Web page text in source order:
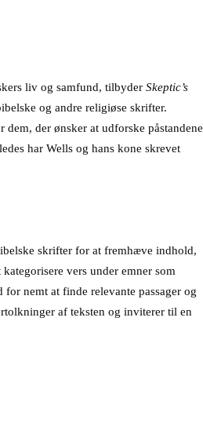
liv og samfund, tilbyder Skeptic’s
og andre religiøse skrifter.
der ønsker at udforske påstandene
har Wells og hans kone skrevet
skrifter for at fremhæve indhold,
vers under emner som
nemt at finde relevante passager og
af teksten og inviterer til en